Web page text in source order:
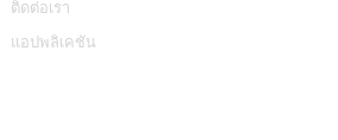
ติดต่อเรา
แอปพลิเคชัน